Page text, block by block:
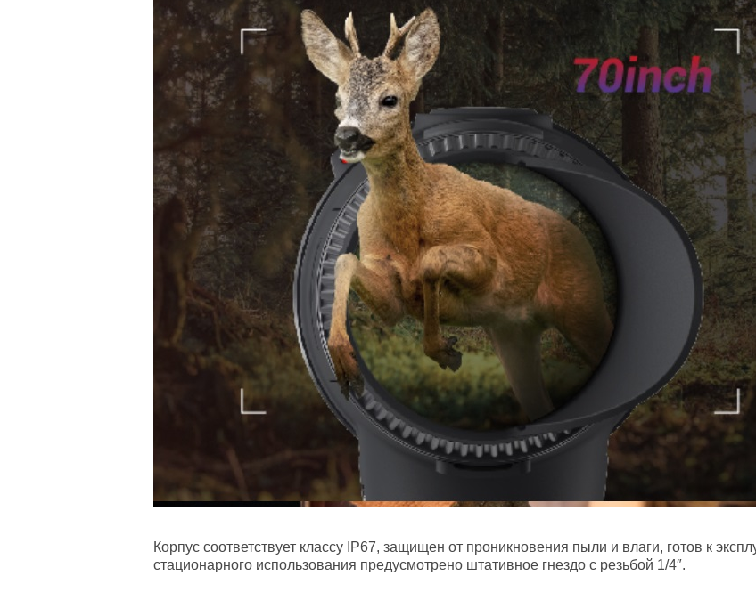
Корпус соответствует классу IP67, защищен от проникновения пыли и влаги, готов к
стационарного использования предусмотрено штативное гнездо с резьбой 1/4″.